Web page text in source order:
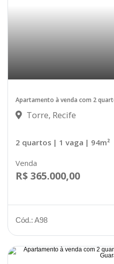
Apartamento à venda com 2
Torre, Recife
2 quartos | 1 vaga | 94m²
Venda
R$ 365.000,00
Cód.: A98